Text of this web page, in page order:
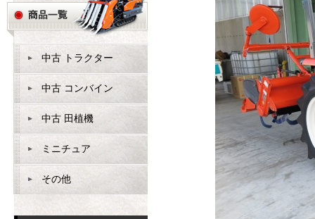
中古 トラクター
中古 コンバイン
中古 田植機
ミニチュア
その他